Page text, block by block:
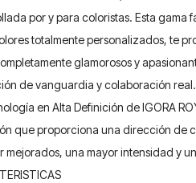
por y para coloristas. Esta gama
totalmente personalizados, te
glamorosos y
de vanguardia y colaboración real.
en Alta Definición de IGORA
que proporciona una dirección de
mejorados, una mayor intensidad y